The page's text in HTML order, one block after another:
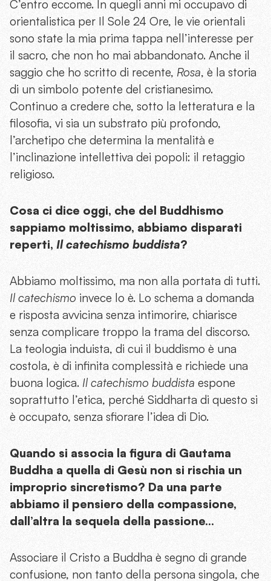
C’entro eccome. In quegli anni mi occupavo di
orientalistica per Il Sole 24 Ore, le vie orientali
sono state la mia prima tappa nell’interesse per
il sacro, che non ho mai abbandonato. Anche il
saggio che ho scritto di recente, Rosa, è la storia
di un simbolo potente del cristianesimo.
Continuo a credere che, sotto la letteratura e la
filosofia, vi sia un substrato più profondo,
l’archetipo che determina la mentalità e
l’inclinazione intellettiva dei popoli: il retaggio
religioso.
Cosa ci dice oggi, che del Buddhismo
sappiamo moltissimo, abbiamo disparati
reperti, Il catechismo buddista?
Abbiamo moltissimo, ma non alla portata di tutti.
Il catechismo invece lo è. Lo schema a domanda
e risposta avvicina senza intimorire, chiarisce
senza complicare troppo la trama del discorso.
La teologia induista, di cui il buddismo è una
costola, è di infinita complessità e richiede una
buona logica. Il catechismo buddista espone
soprattutto l’etica, perché Siddharta di questo si
è occupato, senza sfiorare l’idea di Dio.
Quando si associa la figura di Gautama
Buddha a quella di Gesù non si rischia un
improprio sincretismo? Da una parte
abbiamo il pensiero della compassione,
dall’altra la sequela della passione…
Associare il Cristo a Buddha è segno di grande
confusione, non tanto della persona singola, che